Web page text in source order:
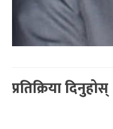
प्रतिक्रिया दिनुहोस्